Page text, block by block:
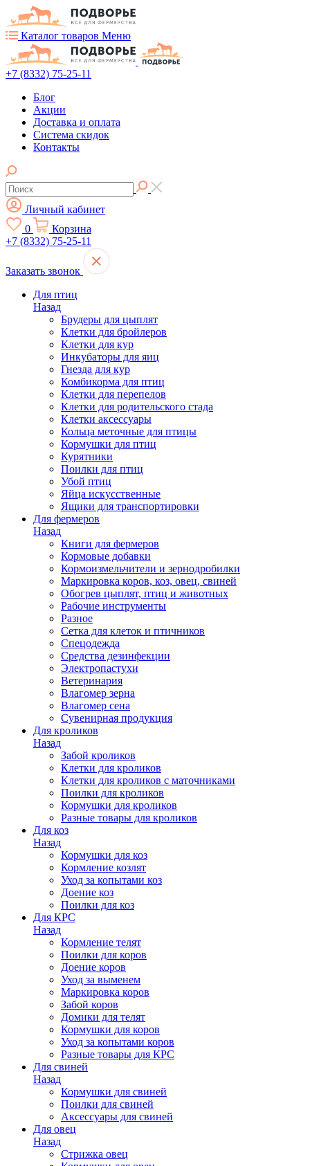
Каталог товаров Меню
+7 (8332) 75-25-11
Блог
Акции
Доставка и оплата
Система скидок
Контакты
Личный кабинет
0
Корзина
+7 (8332) 75-25-11
Заказать звонок
Для птиц
Назад
Брудеры для цыплят
Клетки для бройлеров
Клетки для кур
Инкубаторы для яиц
Гнезда для кур
Комбикорма для птиц
Клетки для перепелов
Клетки для родительского стада
Клетки аксессуары
Кольца меточные для птицы
Кормушки для птиц
Курятники
Поилки для птиц
Убой птиц
Яйца искусственные
Ящики для транспортировки
Для фермеров
Назад
Книги для фермеров
Кормовые добавки
Кормоизмельчители и зернодробилки
Маркировка коров, коз, овец, свиней
Обогрев цыплят, птиц и животных
Рабочие инструменты
Разное
Сетка для клеток и птичников
Спецодежда
Средства дезинфекции
Электропастухи
Ветеринария
Влагомер зерна
Влагомер сена
Сувенирная продукция
Для кроликов
Назад
Забой кроликов
Клетки для кроликов
Клетки для кроликов с маточниками
Поилки для кроликов
Кормушки для кроликов
Разные товары для кроликов
Для коз
Назад
Кормушки для коз
Кормление козлят
Уход за копытами коз
Доение коз
Поилки для коз
Для КРС
Назад
Кормление телят
Поилки для коров
Доение коров
Уход за выменем
Маркировка коров
Забой коров
Домики для телят
Кормушки для коров
Уход за копытами коров
Разные товары для КРС
Для свиней
Назад
Кормушки для свиней
Поилки для свиней
Аксессуары для свиней
Для овец
Назад
Стрижка овец